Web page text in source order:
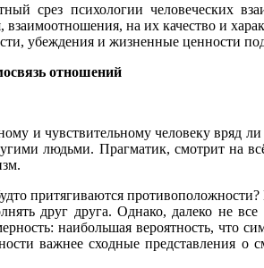
срез психологии человеческих
на их качество и
убеждения и жизненные ценности
отношений
и чувствительному человеку вряд
людьми. Прагматик, смотрит на
притягиваются
друг друга. Однако, далеко не
наибольшая вероятность, что
важнее сходные представления